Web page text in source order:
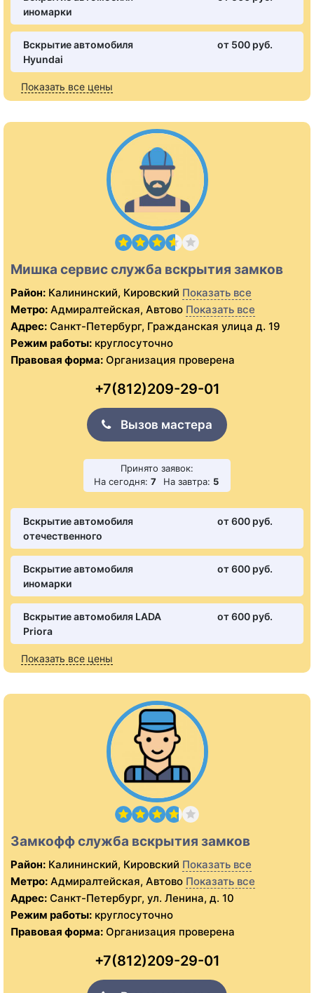
иномарки
Вскрытие автомобиля
Hyundai
от 500 pуб.
Показать все цены
Мишка сервис служба вскрытия замков
Район: Калининский, Кировский Показать все
Метро: Адмиралтейская, Автово Показать все
Адрес: Санкт-Петербург, Гражданская улица д. 19
Режим работы: круглосуточно
Правовая форма: Организация проверена
+7(812)209-29-01
Вызов мастера
Принято заявок:
На сегодня: 7 На завтра: 5
Вскрытие автомобиля
отечественного
от 600 pуб.
Вскрытие автомобиля
иномарки
от 600 pуб.
Вскрытие автомобиля LADA
Priora
от 600 pуб.
Показать все цены
Замкофф служба вскрытия замков
Район: Калининский, Кировский Показать все
Метро: Адмиралтейская, Автово Показать все
Адрес: Санкт-Петербург, ул. Ленина, д. 10
Режим работы: круглосуточно
Правовая форма: Организация проверена
+7(812)209-29-01